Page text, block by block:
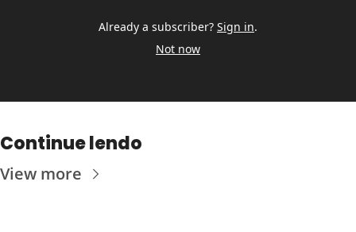
Already a subscriber? Sign in.
Not now
Continue lendo
View more